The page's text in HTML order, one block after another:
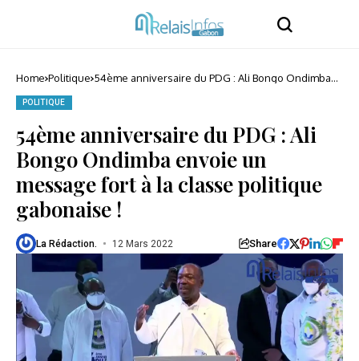
Home Politique 54ème anniversaire du PDG : Ali Bongo Ondimba
POLITIQUE
54ème anniversaire du PDG : Ali
Bongo Ondimba envoie un
message fort à la classe politique
gabonaise !
La Rédaction. 12 Mars 2022 Share